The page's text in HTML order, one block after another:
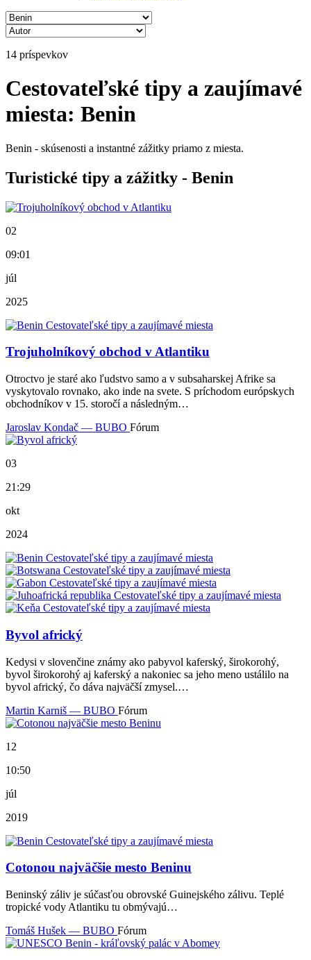
14 príspevkov
Cestovateľské tipy a zaujímavé
miesta: Benin
Benin - skúsenosti a instantné zážitky priamo z miesta.
Turistické tipy a zážitky - Benin
02
09:01
júl
2025
Trojuholníkový obchod v Atlantiku
Otroctvo je staré ako ľudstvo samo a v subsaharskej Afrike sa
vyskytovalo rovnako, ako inde na svete. S príchodom európskych
obchodníkov v 15. storočí a následným…
Jaroslav Kondač — BUBO Fórum
03
21:29
okt
2024
Byvol africký
Kedysi v slovenčine známy ako pabyvol kaferský, širokorohý,
byvol širokorohý aj kaferský a nakoniec sa jeho meno ustálilo na
byvol africký, čo dáva najväčší zmysel.…
Martin Karniš — BUBO Fórum
12
10:50
júl
2019
Cotonou najväčšie mesto Beninu
Beninský záliv je súčasťou obrovské Guinejského zálivu. Teplé
tropické vody Atlantiku tu obmývajú…
Tomáš Hušek — BUBO Fórum